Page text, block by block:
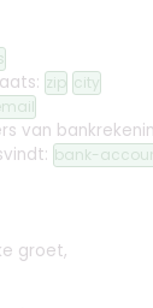
zip city
van
bank-
groet,